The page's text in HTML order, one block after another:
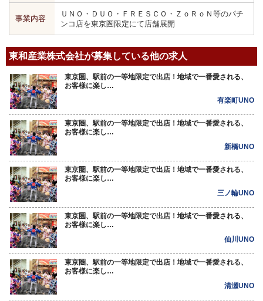
事業内容
ＵＮＯ・ＤＵＯ・ＦＲＥＳＣＯ・ＺｏＲｏＮ等のパチ
ンコ店を東京圏限定にて店舗展開
東和産業株式会社が募集している他の求人
東京圏、駅前の一等地限定で出店！地域で一番愛される、
お客様に楽し…
有楽町UNO
東京圏、駅前の一等地限定で出店！地域で一番愛される、
お客様に楽し…
新橋UNO
東京圏、駅前の一等地限定で出店！地域で一番愛される、
お客様に楽し…
三ノ輪UNO
東京圏、駅前の一等地限定で出店！地域で一番愛される、
お客様に楽し…
仙川UNO
東京圏、駅前の一等地限定で出店！地域で一番愛される、
お客様に楽し…
清瀬UNO